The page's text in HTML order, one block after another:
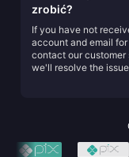
zrobić?
If you have not
account and email for
contact our customer
we'll resolve the